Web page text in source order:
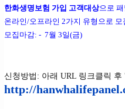
한화생명보험 가입 고객대상으로
온라인/오프라인 2가지 유형으로 모
모집마감: - 7월 3일(금)
신청방법: 아래 URL 링크클릭 후
http://